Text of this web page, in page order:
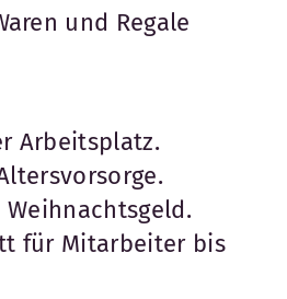
und Regale
Arbeitsplatz.
für Mitarbeiter bis